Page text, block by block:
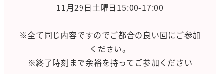
11月29日土曜日15:00-17:00
※全て同じ内容ですのでご都合の良い回にご参加
ください。
※終了時刻まで余裕を持ってご参加ください